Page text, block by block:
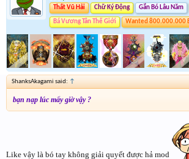
Thất Vũ Hải
Chữ Ký Động Gắn Bó Lâu Năm
Bá Vương Tân Thế Giới Wanted 800.000.000
ShanksAkagami said: ↑
bạn nạp lúc mấy giờ vậy ?
Like vậy là bó tay không giải quyết được hả mod